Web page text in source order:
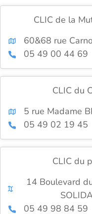
CLIC de la
60&68 rue
05 49 00 44 69
CLIC du
5 rue Madame
05 49 02 19 45
CLIC du
14 Boulevard
05 49 98 84 59